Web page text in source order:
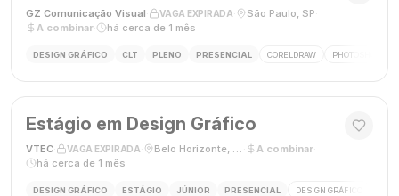
GZ Comunicação Visual VAGA EXPIRADA São Paulo, SP
A combinar
há cerca de 1 mês
DESIGN GRÁFICO CLT PLENO PRESENCIAL CORELDRAW PHOTOSHOP
Estágio em Design Gráfico
VTEC VAGA EXPIRADA Belo Horizonte, MG A combinar·
há cerca de 1 mês
DESIGN GRÁFICO ESTÁGIO JÚNIOR PRESENCIAL DESIGN GRÁFICO